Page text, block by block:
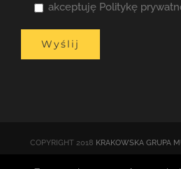
akceptuję Politykę
COPYRIGHT 2018 KRAKOWSKA GRUPA